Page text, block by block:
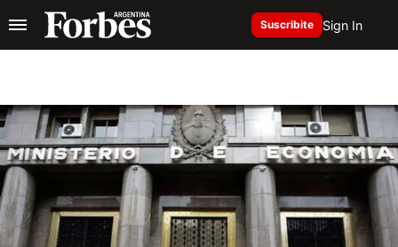
Suscribite Sign In